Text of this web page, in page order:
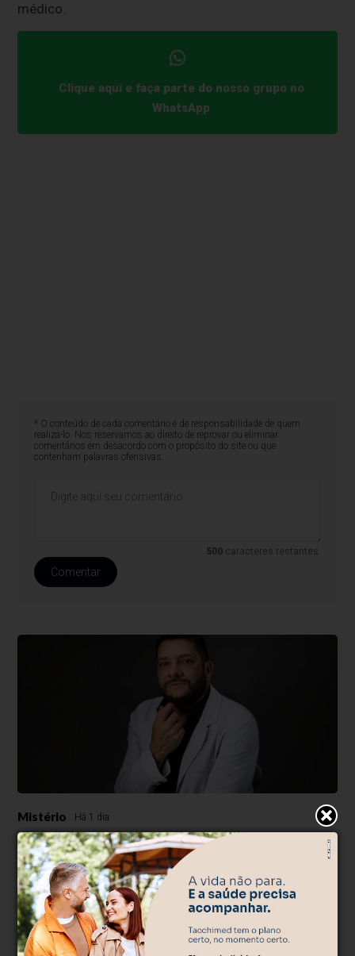
médico.
Clique aqui e faça parte do nosso grupo no
WhatsApp
* O conteúdo de cada comentário é de responsabilidade de quem
realizá-lo. Nos reservamos ao direito de reprovar ou eliminar
comentários em desacordo com o propósito do site ou que
contenham palavras ofensivas.
500 caracteres restantes.
Comentar
Mistério Há 1 dia
Polícia Civil investiga morte de músico
encontrado morto em casa
Artista de 56 anos foi encontrado com um ferimento na cabeça
dentro de casa; filho foi levado à delegacia para prestar
esclarecimentos.